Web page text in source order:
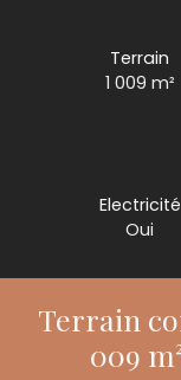
Terrain
1 009 m²
Electricité
Oui
Terrain
009